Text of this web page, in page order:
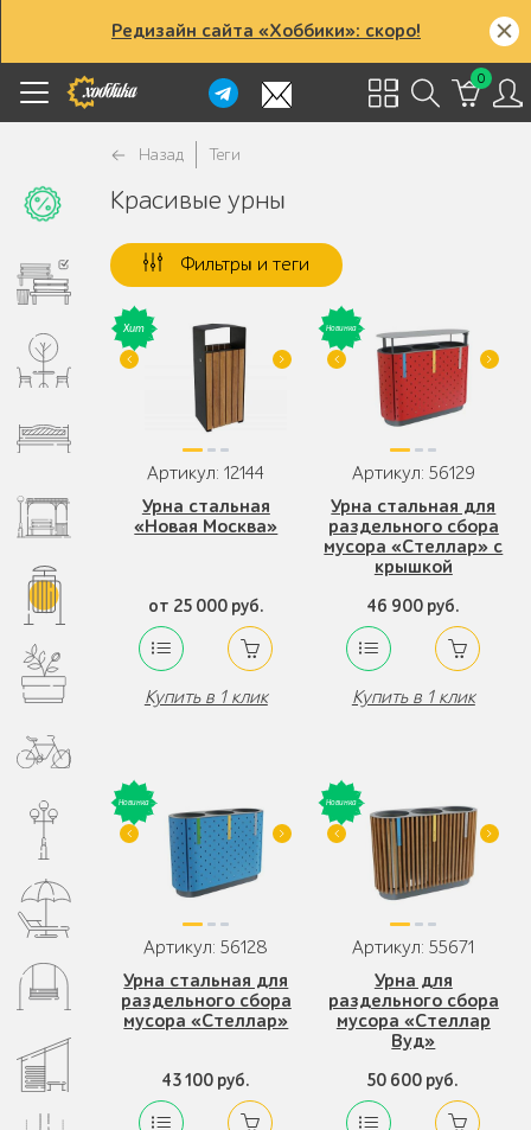
Редизайн сайта «Хоббики»: скоро!
0
Назад Теги
Красивые урны
Фильтры и теги
Артикул: 12144
Урна стальная
«Новая Москва»
от 25 000 руб.
Купить в 1 клик
Артикул: 56129
Урна стальная для
раздельного сбора
мусора «Стеллар» с
крышкой
46 900 руб.
Купить в 1 клик
Артикул: 56128
Урна стальная для
раздельного сбора
мусора «Стеллар»
43 100 руб.
Артикул: 55671
Урна для
раздельного сбора
мусора «Стеллар
Вуд»
50 600 руб.